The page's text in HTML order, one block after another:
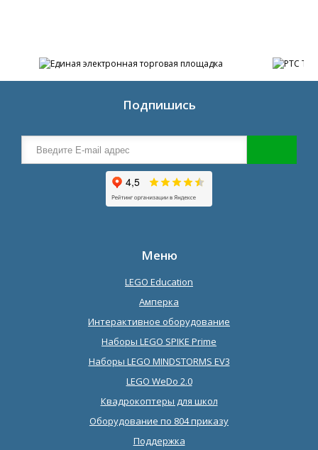
Подпишись
Меню
LEGO Education
Амперка
Интерактивное оборудование
Наборы LEGO SPIKE Prime
Наборы LEGO MINDSTORMS EV3
LEGO WeDo 2.0
Квадрокоптеры для школ
Оборудование по 804 приказу
Поддержка